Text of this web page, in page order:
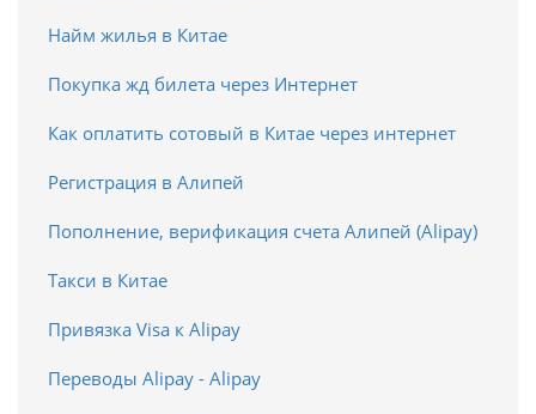
Найм жилья в Китае
Покупка жд билета через Интернет
Как оплатить сотовый в Китае через интернет
Регистрация в Алипей
Пополнение, верификация счета Алипей (Alipay)
Такси в Китае
Привязка Visa к Alipay
Переводы Alipay - Alipay